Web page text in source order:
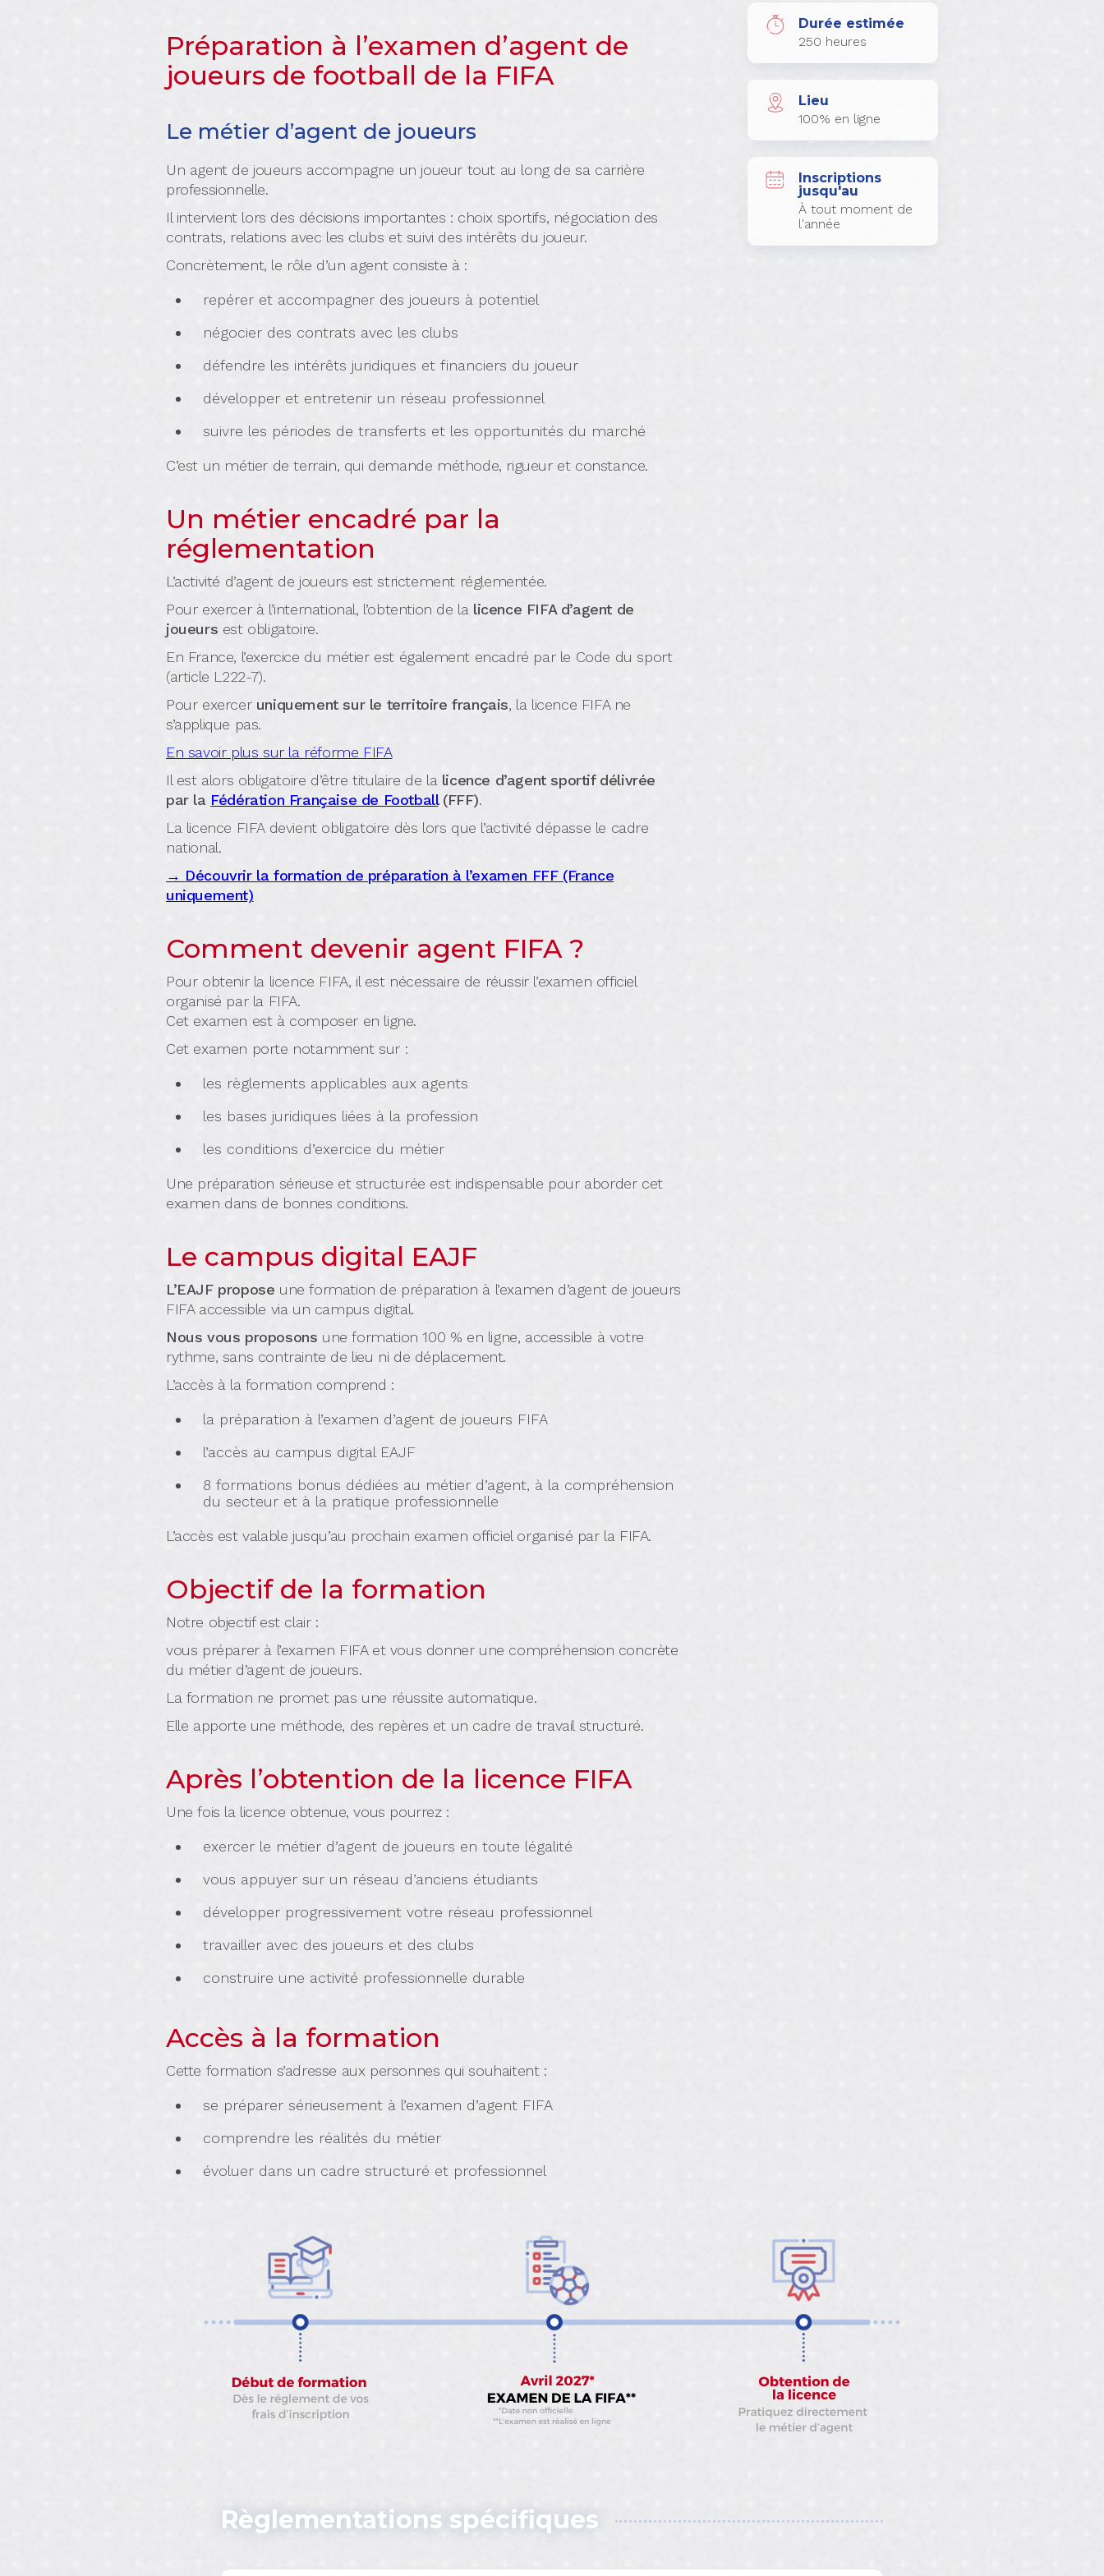
Préparation à l’examen d’agent de
joueurs de football de la FIFA
Le métier d’agent de joueurs
Un agent de joueurs accompagne un joueur tout au long de sa carrière
professionnelle.
Il intervient lors des décisions importantes : choix sportifs, négociation des
contrats, relations avec les clubs et suivi des intérêts du joueur.
Concrètement, le rôle d’un agent consiste à :
repérer et accompagner des joueurs à potentiel
négocier des contrats avec les clubs
défendre les intérêts juridiques et financiers du joueur
développer et entretenir un réseau professionnel
suivre les périodes de transferts et les opportunités du marché
C’est un métier de terrain, qui demande méthode, rigueur et constance.
Un métier encadré par la
réglementation
L’activité d’agent de joueurs est strictement réglementée.
Pour exercer à l’international, l’obtention de la licence FIFA d’agent de
joueurs est obligatoire.
En France, l’exercice du métier est également encadré par le Code du sport
(article L222-7).
Pour exercer uniquement sur le territoire français, la licence FIFA ne
s’applique pas.
En savoir plus sur la réforme FIFA
Il est alors obligatoire d’être titulaire de la licence d’agent sportif délivrée
par la Fédération Française de Football(FFF).
La licence FIFA devient obligatoire dès lors que l’activité dépasse le cadre
national.
→ Découvrir la formation de préparation à l’examen FFF (France
uniquement)
Comment devenir agent FIFA ?
Pour obtenir la licence FIFA, il est nécessaire de réussir l’examen officiel
organisé par la FIFA.
Cet examen est à composer en ligne.
Cet examen porte notamment sur :
les règlements applicables aux agents
les bases juridiques liées à la profession
les conditions d’exercice du métier
Une préparation sérieuse et structurée est indispensable pour aborder cet
examen dans de bonnes conditions.
Le campus digital EAJF
L’EAJF propose une formation de préparation à l’examen d’agent de joueurs
FIFA accessible via un campus digital.
Nous vous proposons une formation 100 % en ligne, accessible à votre
rythme, sans contrainte de lieu ni de déplacement.
L’accès à la formation comprend :
la préparation à l’examen d’agent de joueurs FIFA
l’accès au campus digital EAJF
8 formations bonus dédiées au métier d’agent, à la compréhension
du secteur et à la pratique professionnelle
L’accès est valable jusqu’au prochain examen officiel organisé par la FIFA.
Objectif de la formation
Notre objectif est clair :
vous préparer à l’examen FIFA et vous donner une compréhension concrète
du métier d’agent de joueurs.
La formation ne promet pas une réussite automatique.
Elle apporte une méthode, des repères et un cadre de travail structuré.
Après l’obtention de la licence FIFA
Une fois la licence obtenue, vous pourrez :
exercer le métier d’agent de joueurs en toute légalité
vous appuyer sur un réseau d’anciens étudiants
développer progressivement votre réseau professionnel
travailler avec des joueurs et des clubs
construire une activité professionnelle durable
Accès à la formation
Cette formation s’adresse aux personnes qui souhaitent :
se préparer sérieusement à l’examen d’agent FIFA
comprendre les réalités du métier
évoluer dans un cadre structuré et professionnel
Durée estimée
250 heures
Lieu
100% en ligne
Inscriptions
jusqu'au
À tout moment de
l'année
Règlementations spécifiques